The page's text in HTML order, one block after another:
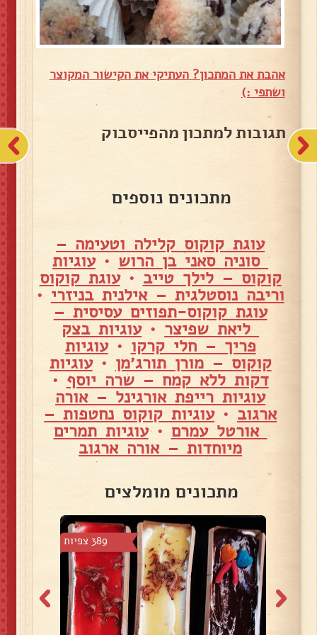
אהבת את המתכון? העתיקי את הקישור המקוצר
ושתפי :)
תגובות למתכון מהפייסבוק
מתכונים נוספים
עוגת קוקוס קלילה וטעימה –
סוניה סאני בן הרוש •עוגיות
קוקוס – לילך טייב •עוגת קוקוס
וריבה נוסטלגית – אילנית בניזרי •
עוגת קוקוס-תפוזים עסיסית –
ליאת שפיצר •עוגיות בצק
פריך – חלי קרקו •עוגיות
קוקוס – מורן תורג׳מן •עוגיות
דקות ללא קמח – שרה יוסף •
עוגיות רייפת אורגינל – אורה
ארגוב •עוגיות קוקוס נחטפות –
אורטל עמרם •עוגיות תמרים
מיוחדות – אורה ארגוב
מתכונים מומלצים
389 צפיות